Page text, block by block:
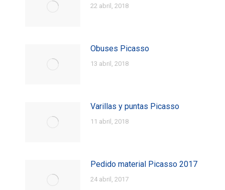
22 abril, 2018
Obuses Picasso
13 abril, 2018
Varillas y puntas Picasso
11 abril, 2018
Pedido material Picasso 2017
24 abril, 2017